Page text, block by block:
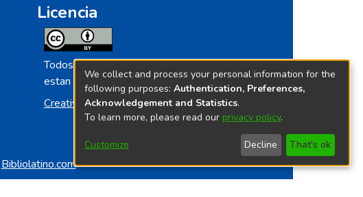
Licencia
Todos los contenidos de repositorio.ins.gob.pe
estan licenciados bajo
Creative Commoms License
Bibliolatino.com
We collect and process your personal information for the
following purposes: Authentication, Preferences,
Acknowledgement and Statistics.
To learn more, please read our privacy policy.
Customize Decline That's ok